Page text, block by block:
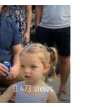
473 views